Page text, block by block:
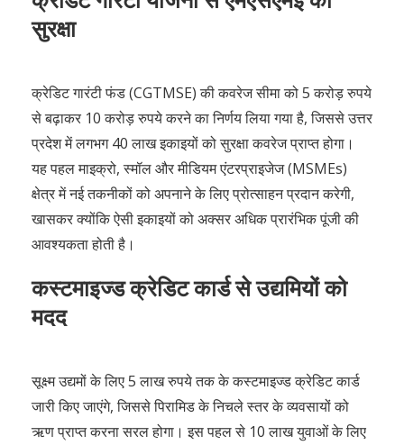
सुरक्षा
क्रेडिट गारंटी फंड (CGTMSE) की कवरेज सीमा को 5 करोड़ रुपये
से बढ़ाकर 10 करोड़ रुपये करने का निर्णय लिया गया है, जिससे उत्तर
प्रदेश में लगभग 40 लाख इकाइयों को सुरक्षा कवरेज प्राप्त होगा।
यह पहल माइक्रो, स्मॉल और मीडियम एंटरप्राइजेज (MSMEs)
क्षेत्र में नई तकनीकों को अपनाने के लिए प्रोत्साहन प्रदान करेगी,
खासकर क्योंकि ऐसी इकाइयों को अक्सर अधिक प्रारंभिक पूंजी की
आवश्यकता होती है।
कस्टमाइज्ड क्रेडिट कार्ड से उद्यमियों को
मदद
सूक्ष्म उद्यमों के लिए 5 लाख रुपये तक के कस्टमाइज्ड क्रेडिट कार्ड
जारी किए जाएंगे, जिससे पिरामिड के निचले स्तर के व्यवसायों को
ऋण प्राप्त करना सरल होगा। इस पहल से 10 लाख युवाओं के लिए